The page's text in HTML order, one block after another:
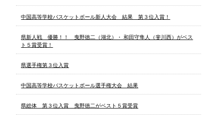
中国高等学校バスケットボール新人大会 結果 第３位入賞！
県新人戦 優勝！！ 曳野徳二（湖北）・ 和田守隼人（斐川西）がベス
ト５賞受賞！
県選手権第３位入賞
中国高等学校バスケットボール選手権大会 結果
県総体 第３位入賞 曳野徳二がベスト５賞受賞